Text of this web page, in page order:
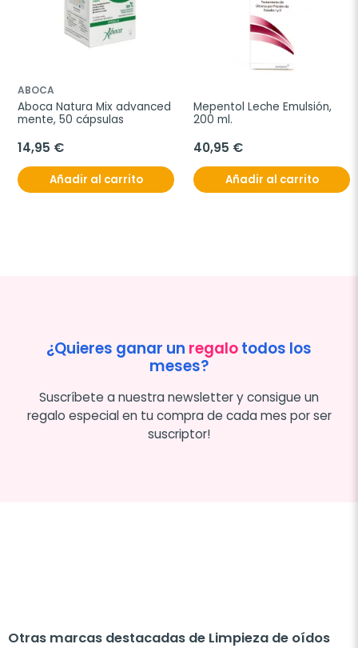
ABOCA
Aboca Natura Mix advanced
mente, 50 cápsulas
14,95 €
Añadir al carrito
Mepentol Leche Emulsión,
200 ml.
40,95 €
Añadir al carrito
¿Quieres ganar un regalotodos los
meses?
Suscríbete a nuestra newsletter y consigue un
regalo especial en tu compra de cada mes por ser
suscriptor!
Otras marcas destacadas de Limpieza de oídos